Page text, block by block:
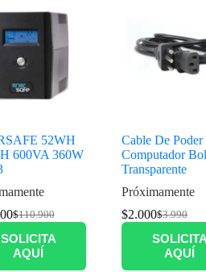
52WH
600VA 360W
$110.900
SOLICITA
AQUÍ
Cable De Poder
Computador
Transparente
Próximamente
$3.990
$2.000
SOLICITA
AQUÍ